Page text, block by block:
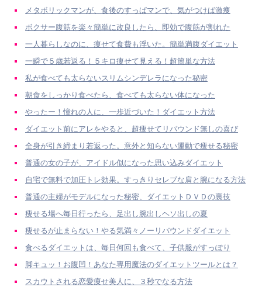
メタボリックマンが、食後のすっぱマンで、気がつけば激痩
ボクサー腹筋を楽々簡単に改良したら、即効で腹筋が割れた
一人暮らしなのに、痩せて食費も浮いた。簡単満腹ダイエット
一瞬で５歳若返る！５キロ痩せて見える！超簡単な方法
私が食べても太らないスリムシンデレラになった秘密
朝食をしっかり食べたら、食べても太らない体になった
やったー！憧れの人に、一歩近づいた！ダイエット方法
ダイエット前にアレをやると、超痩せてリバウンド無しの喜び
全身が引き締まり若返った。意外と知らない運動で痩せる秘密
普通の女の子が、アイドル似になった思い込みダイエット
自宅で無料で加圧トレ効果。すっきりセレブな肩と腕になる方法
普通の主婦がモデルになった秘密、ダイエットＤＶＤの裏技
痩せる場へ毎日行ったら、足出し腕出しヘソ出しの夏
痩せるが止まらない！やる気満々ノーリバウンドダイエット
食べるダイエットは、毎日何回も食べて、子供服がすっぽり
脚キュッ！お腹凹！あなた専用魔法のダイエットツールとは？
スカウトされる恋愛痩せ美人に、３秒でなる方法